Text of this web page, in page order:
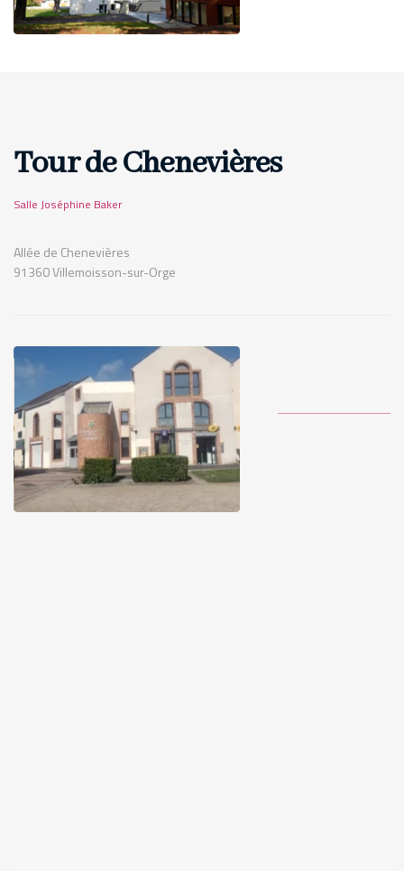
Tour de Chenevières
Salle Joséphine Baker
Allée de Chenevières
91360 Villemoisson-sur-Orge